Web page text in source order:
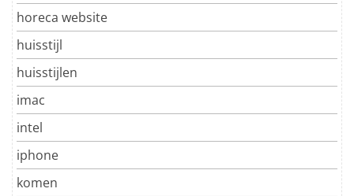
horeca website
huisstijl
huisstijlen
imac
intel
iphone
komen